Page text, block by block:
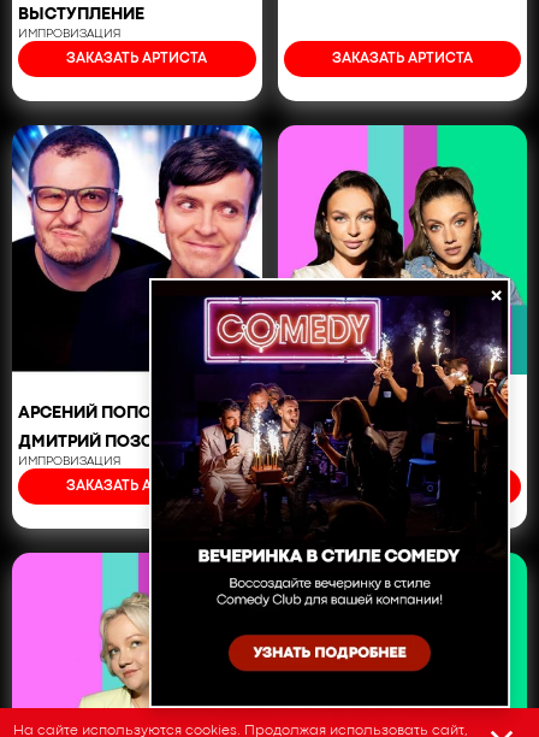
ВЫСТУПЛЕНИЕ
ИМПРОВИЗАЦИЯ
ЗАКАЗАТЬ АРТИСТА ЗАКАЗАТЬ АРТИСТА
АРСЕНИЙ ПОПОВ И
ДМИТРИЙ ПОЗОВ
ИМПРОВИЗАЦИЯ
ЗАКАЗАТЬ АРТИСТА
НАТАЛЬЯ БОРИСОВА И
ОЛЬГА ПАРФЕНЮК
ЖЕНСКИЙ ФОРУМ
ЗАКАЗАТЬ АРТИСТА
×
На сайте используются cookies. Продолжая использовать сайт,